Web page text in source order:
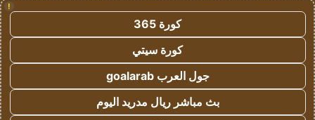
!
كورة 365
كورة سيتي
جول العرب goalarab
بث مباشر ريال مدريد اليوم